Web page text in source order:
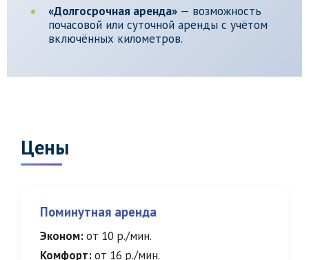
«Долгосрочная аренда» — возможность
почасовой или суточной аренды с учётом
включённых километров.
Цены
Поминутная аренда
Эконом:от 10 р./мин.
Комфорт:от 16 р./мин.